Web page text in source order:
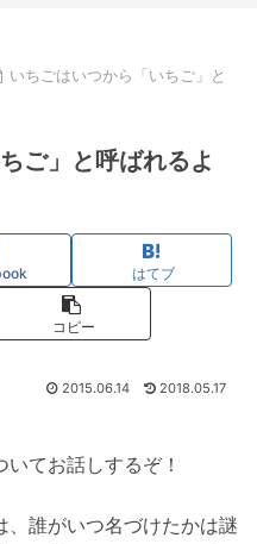
いちごはいつから「いちご」と
ご」と呼ばれるよ
はてブ
コピー
2015.06.14 2018.05.17
てお話しするぞ！
誰がいつ名づけたかは謎